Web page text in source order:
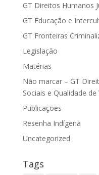
GT Direitos Humanos
GT Educação e
GT Fronteiras
Legislação
Matérias
Não marcar – GT
Sociais e Qualidade de
Publicações
Resenha Indígena
Uncategorized
Tags